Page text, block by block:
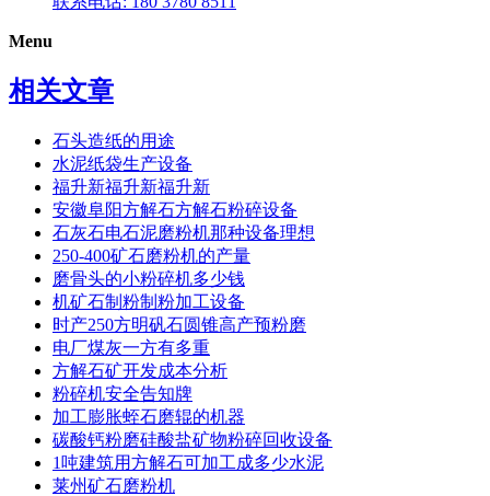
Menu
相关文章
石头造纸的用途
水泥纸袋生产设备
福升新福升新福升新
安徽阜阳方解石方解石粉碎设备
石灰石电石泥磨粉机那种设备理想
250-400矿石磨粉机的产量
磨骨头的小粉碎机多少钱
机矿石制粉制粉加工设备
时产250方明矾石圆锥高产预粉磨
电厂煤灰一方有多重
方解石矿开发成本分析
粉碎机安全告知牌
加工膨胀蛭石磨辊的机器
碳酸钙粉磨硅酸盐矿物粉碎回收设备
1吨建筑用方解石可加工成多少水泥
莱州矿石磨粉机